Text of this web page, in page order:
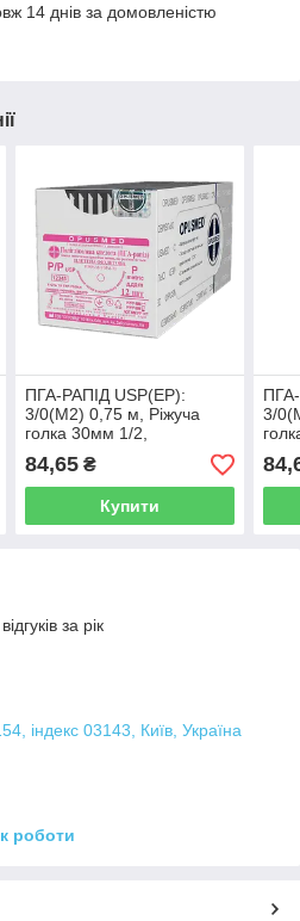
14 днів за домовленістю
ПГА-РАПІД USP(EP):
3/0(М2) 0,75 м, Ріжуча
голка 30мм 1/2,
OPUSMED®
(Полигликолевая кислота
ПГА-Рапід)
84,65₴
Купити
3/
за рік
індекс 03143, Київ, Україна
роботи